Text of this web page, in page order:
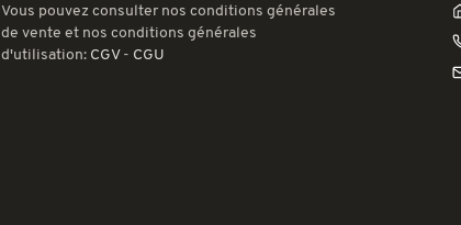
Vous pouvez consulter nos conditions générales
de vente et nos conditions générales
d'utilisation: CGV- CGU